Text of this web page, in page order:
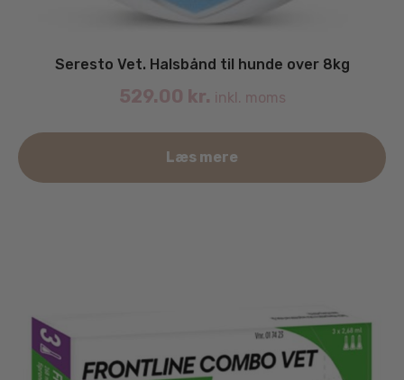
Seresto Vet. Halsbånd til hunde over 8kg
529.00 kr. inkl. moms
Læs mere